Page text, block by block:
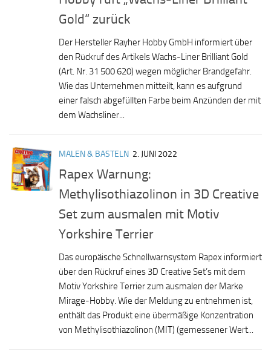
Gold“ zurück
Der Hersteller Rayher Hobby GmbH informiert über
den Rückruf des Artikels Wachs-Liner Brilliant Gold
(Art. Nr. 31 500 620) wegen möglicher Brandgefahr.
Wie das Unternehmen mitteilt, kann es aufgrund
einer falsch abgefüllten Farbe beim Anzünden der mit
dem Wachsliner...
MALEN & BASTELN 2. JUNI 2022
Rapex Warnung:
Methylisothiazolinon in 3D Creative
Set zum ausmalen mit Motiv
Yorkshire Terrier
Das europäische Schnellwarnsystem Rapex informiert
über den Rückruf eines 3D Creative Set’s mit dem
Motiv Yorkshire Terrier zum ausmalen der Marke
Mirage-Hobby. Wie der Meldung zu entnehmen ist,
enthält das Produkt eine übermäßige Konzentration
von Methylisothiazolinon (MIT) (gemessener Wert...